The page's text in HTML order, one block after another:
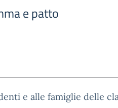
e patto
e alle famiglie delle